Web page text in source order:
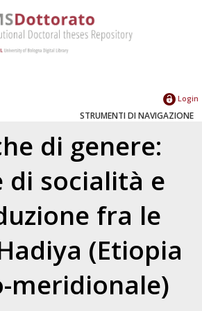
Login
STRUMENTI DI NAVIGAZIONE
di genere:
di socialità e
fra le
(Etiopia
meridionale)